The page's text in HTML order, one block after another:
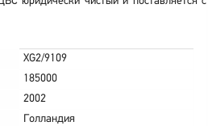
XG2/9109
185000
2002
Голландия